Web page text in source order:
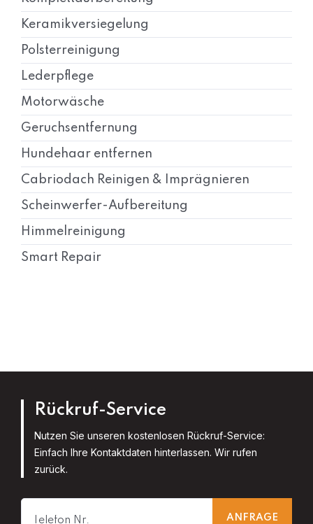
Keramikversiegelung
Polsterreinigung
Lederpflege
Motorwäsche
Geruchsentfernung
Hundehaar entfernen
Cabriodach Reinigen & Imprägnieren
Scheinwerfer-Aufbereitung
Himmelreinigung
Smart Repair
Rückruf-Service
Nutzen Sie unseren kostenlosen Rückruf-Service:
Einfach Ihre Kontaktdaten hinterlassen. Wir rufen
zurück.